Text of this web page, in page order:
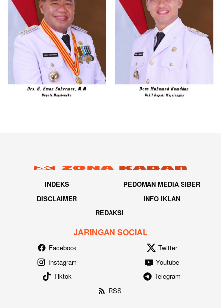
INDEKS
PEDOMAN MEDIA SIBER
DISCLAIMER
INFO IKLAN
REDAKSI
JARINGAN SOCIAL
Facebook
Twitter
Instagram
Youtube
Tiktok
Telegram
RSS